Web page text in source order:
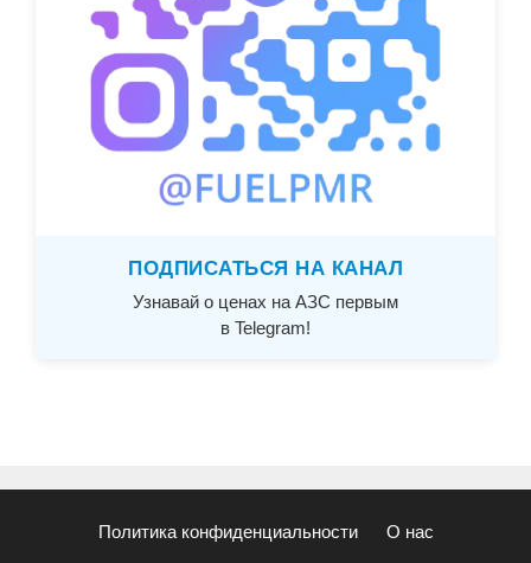
ПОДПИСАТЬСЯ НА КАНАЛ
Узнавай о ценах на АЗС первым
в Telegram!
Политика конфиденциальности О нас